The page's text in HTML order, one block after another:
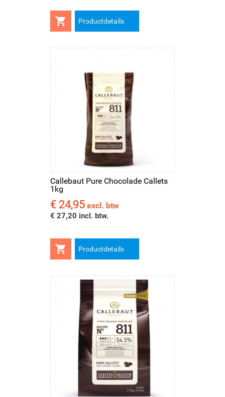
 Productdetails
Callebaut Pure Chocolade Callets
1kg
Prijs
€ 24,95 excl. btw
€ 27,20 incl. btw.
 Productdetails